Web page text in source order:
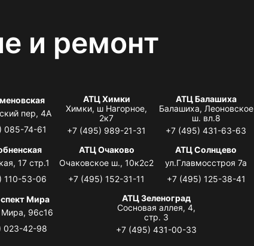
и ремонт
пер, 4А
085-74-61
АТЦ Химки
Химки, ш Нагорное,
2к7
+7 (495) 989-21-31
АТЦ Балашиха
Балашиха, Леоновское
ш. вл.8
+7 (495) 431-63-63
17 стр.1
110-53-06
АТЦ Очаково
Очаковское ш., 10к2с2
+7 (495) 152-31-11
АТЦ Солнцево
ул.Главмосстроя 7а
+7 (495) 125-38-41
Мира
Мира, 96с16
023-42-98
АТЦ Зеленоград
Сосновая аллея, 4,
стр. 3
+7 (495) 431-00-33